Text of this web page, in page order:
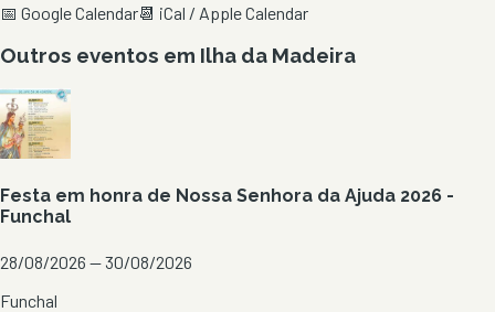
📅 Google Calendar📆 iCal / Apple Calendar
Outros eventos em Ilha da Madeira
Festa em honra de Nossa Senhora da Ajuda 2026 -
Funchal
28/08/2026 — 30/08/2026
Funchal